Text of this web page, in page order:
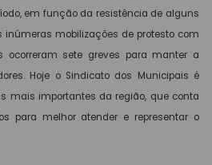
em função da resistência de alguns
inúmeras mobilizações de protesto com
ocorreram sete greves para manter a
Hoje o Sindicato dos Municipais é
mais importantes da região, que conta
para melhor atender e representar o